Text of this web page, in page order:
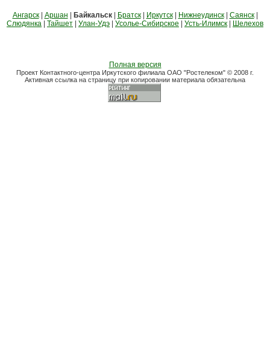
Ангарск| Аршан Байкальск| Братск| Иркутск| Нижнеудинск| Саянск|
Слюдянка
Тайшет Улан-Удэ Усолье-Сибирское Усть-Илимск Шелехов
Полная версия
Проект Контактного-центра Иркутского филиала ОАО "Ростелеком" © 2008 г.
Активная ссылка на страницу при копировании материала обязательна